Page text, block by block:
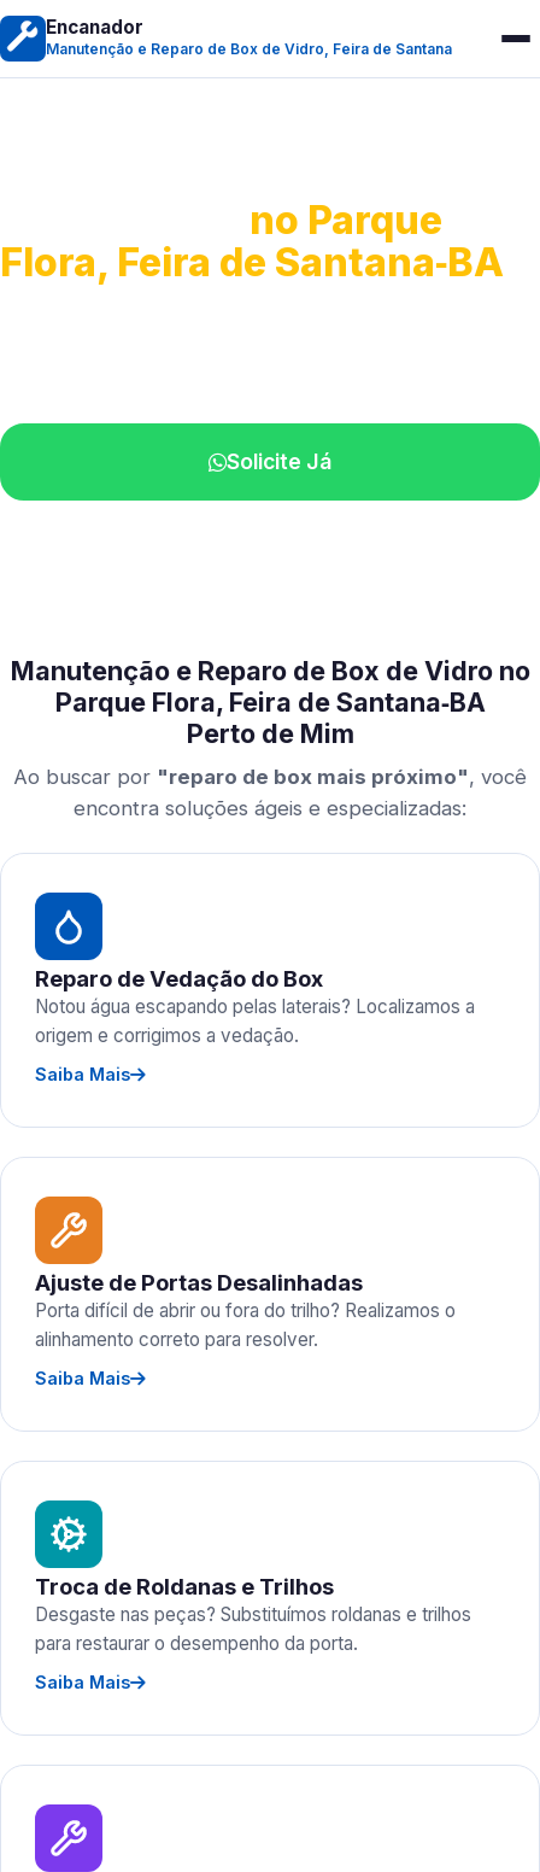
Encanador
Manutenção e Reparo de Box de Vidro, Feira de Santana
no Parque
Flora, Feira de Santana‑BA
Solicite Já
Manutenção e Reparo de Box de Vidro no
Parque Flora, Feira de Santana‑BA
Perto de Mim
Ao buscar por "reparo de box mais próximo", você
encontra soluções ágeis e especializadas:
Reparo de Vedação do Box
Notou água escapando pelas laterais? Localizamos a
origem e corrigimos a vedação.
Saiba Mais
Ajuste de Portas Desalinhadas
Porta difícil de abrir ou fora do trilho? Realizamos o
alinhamento correto para resolver.
Saiba Mais
Troca de Roldanas e Trilhos
Desgaste nas peças? Substituímos roldanas e trilhos
para restaurar o desempenho da porta.
Saiba Mais